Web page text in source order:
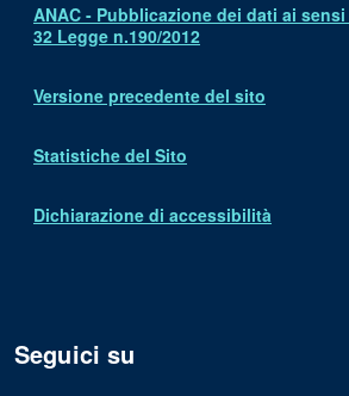
ANAC - Pubblicazione dei dati ai
32 Legge n.190/2012
Versione precedente del sito
Statistiche del Sito
Dichiarazione di accessibilità
Seguici su